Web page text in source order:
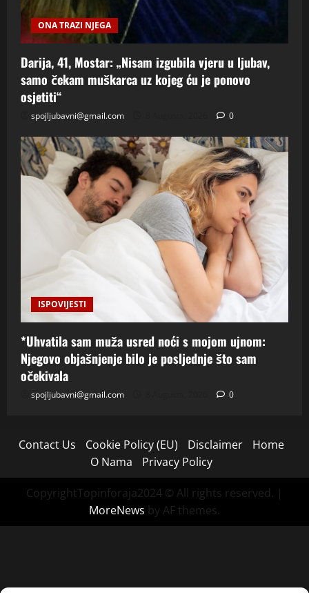
ONA TRAZI NJEGA
Darija, 41, Mostar: „Nisam izgubila vjeru u ljubav,
samo čekam muškarca uz kojeg ću je ponovo
osjetiti“
spojljubavni@gmail.com 0
ISPOVIJESTI
*Uhvatila sam muža usred noći s mojom ujnom:
Njegovo objašnjenje bilo je posljednje što sam
očekivala
spojljubavni@gmail.com 0
Contact Us Cookie Policy (EU) Disclaimer
Home
O Nama
Privacy Policy
CopyrightTopinforaja2024 © All rights reserved. |
MoreNews by AF themes.